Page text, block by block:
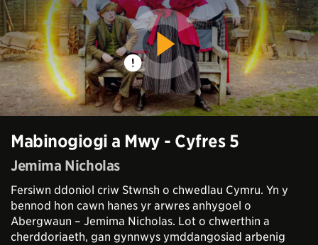
Mabinogiogi a Mwy - Cyfres 5
Jemima Nicholas
Fersiwn ddoniol criw Stwnsh o chwedlau Cymru. Yn y
bennod hon cawn hanes yr arwres anhygoel o
Abergwaun – Jemima Nicholas. Lot o chwerthin a
cherddoriaeth, gan gynnwys ymddangosiad arbenig